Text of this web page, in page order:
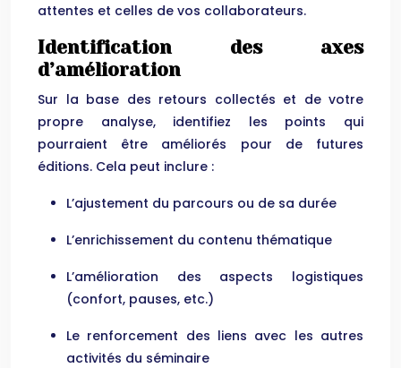
attentes et celles de vos collaborateurs.
Identification des axes
d’amélioration
Sur la base des retours collectés et de votre
propre analyse, identifiez les points qui
pourraient être améliorés pour de futures
éditions. Cela peut inclure :
L’ajustement du parcours ou de sa durée
L’enrichissement du contenu thématique
L’amélioration des aspects logistiques
(confort, pauses, etc.)
Le renforcement des liens avec les autres
activités du séminaire